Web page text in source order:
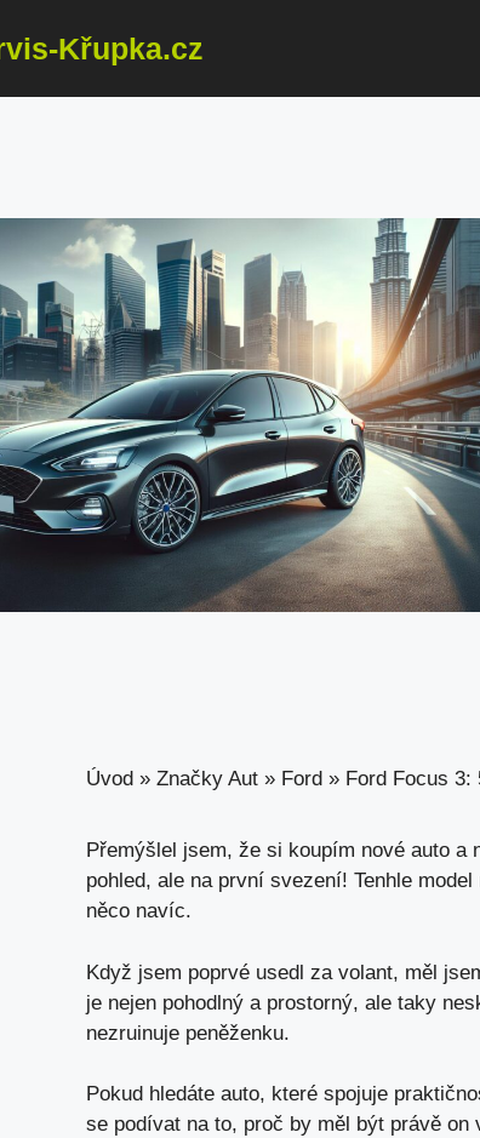
Křupka.cz
Úvod » Značky Aut » Ford » Ford Focus
Přemýšlel jsem, že si koupím nové auto a
pohled, ale na první svezení! Tenhle
něco navíc.
Když jsem poprvé usedl za volant, měl
je nejen pohodlný a prostorný, ale taky
nezruinuje peněženku.
Pokud hledáte auto, které spojuje
se podívat na to, proč by měl být právě